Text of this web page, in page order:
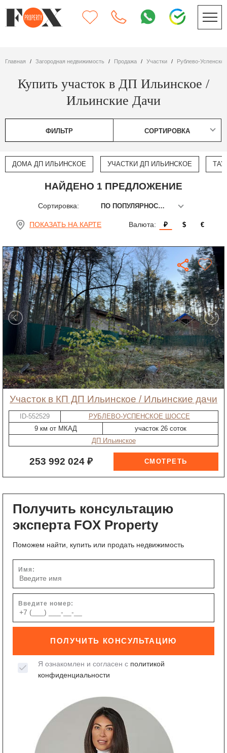
Главная Загородная недвижимость Продажа участки Рублево-
Купить участок в ДП Ильинское /
Ильинские Дачи
ФИЛЬТР СОРТИРОВКА
ДОМА ДП ИЛЬИНСКОЕ УЧАСТКИ ДП ИЛЬИНСКОЕ
НАЙДЕНО 1 ПРЕДЛОЖЕНИЕ
Сортировка: ПО ПОПУЛЯРНОСТИ
ПОКАЗАТЬ НА КАРТЕ Валюта: ₽ $ €
участок в КП ДП Ильинское / Ильинские дачи
ID-552529
РУБЛЕВО-УСПЕНСКОЕ ШОССЕ
9 км от МКАД
участок 26 соток
ДП Ильинское
253 992 024 ₽
Получить консультацию
эксперта FOX Property
Поможем найти, купить или продать недвижимость
Имя:
Введите номер:
ПОЛУЧИТЬ КОНСУЛЬТАЦИЮ
Я ознакомлен и согласен с политикой
конфиденциальности